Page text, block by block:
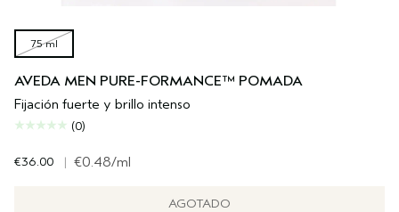
75 ml
AVEDA MEN PURE-FORMANCE™ POMADA
Fijación fuerte y brillo intenso
(0)
€36.00 | €0.48/ml
AGOTADO